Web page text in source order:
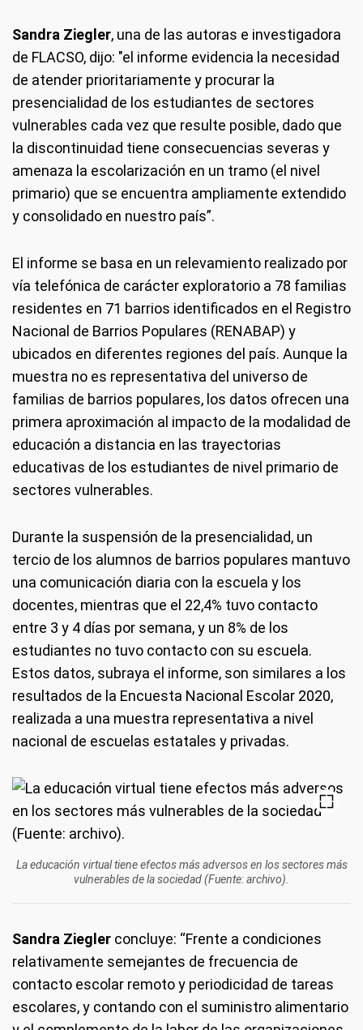
Sandra Ziegler, una de las autoras e investigadora
de FLACSO, dijo: "el informe evidencia la necesidad
de atender prioritariamente y procurar la
presencialidad de los estudiantes de sectores
vulnerables cada vez que resulte posible, dado que
la discontinuidad tiene consecuencias severas y
amenaza la escolarización en un tramo (el nivel
primario) que se encuentra ampliamente extendido
y consolidado en nuestro país”.
El informe se basa en un relevamiento realizado por
vía telefónica de carácter exploratorio a 78 familias
residentes en 71 barrios identificados en el Registro
Nacional de Barrios Populares (RENABAP) y
ubicados en diferentes regiones del país. Aunque la
muestra no es representativa del universo de
familias de barrios populares, los datos ofrecen una
primera aproximación al impacto de la modalidad de
educación a distancia en las trayectorias
educativas de los estudiantes de nivel primario de
sectores vulnerables.
Durante la suspensión de la presencialidad, un
tercio de los alumnos de barrios populares mantuvo
una comunicación diaria con la escuela y los
docentes, mientras que el 22,4% tuvo contacto
entre 3 y 4 días por semana, y un 8% de los
estudiantes no tuvo contacto con su escuela.
Estos datos, subraya el informe, son similares a los
resultados de la Encuesta Nacional Escolar 2020,
realizada a una muestra representativa a nivel
nacional de escuelas estatales y privadas.
La educación virtual tiene efectos más adversos en los sectores más
vulnerables de la sociedad (Fuente: archivo).
Sandra Ziegler concluye: “Frente a condiciones
relativamente semejantes de frecuencia de
contacto escolar remoto y periodicidad de tareas
escolares, y contando con el suministro alimentario